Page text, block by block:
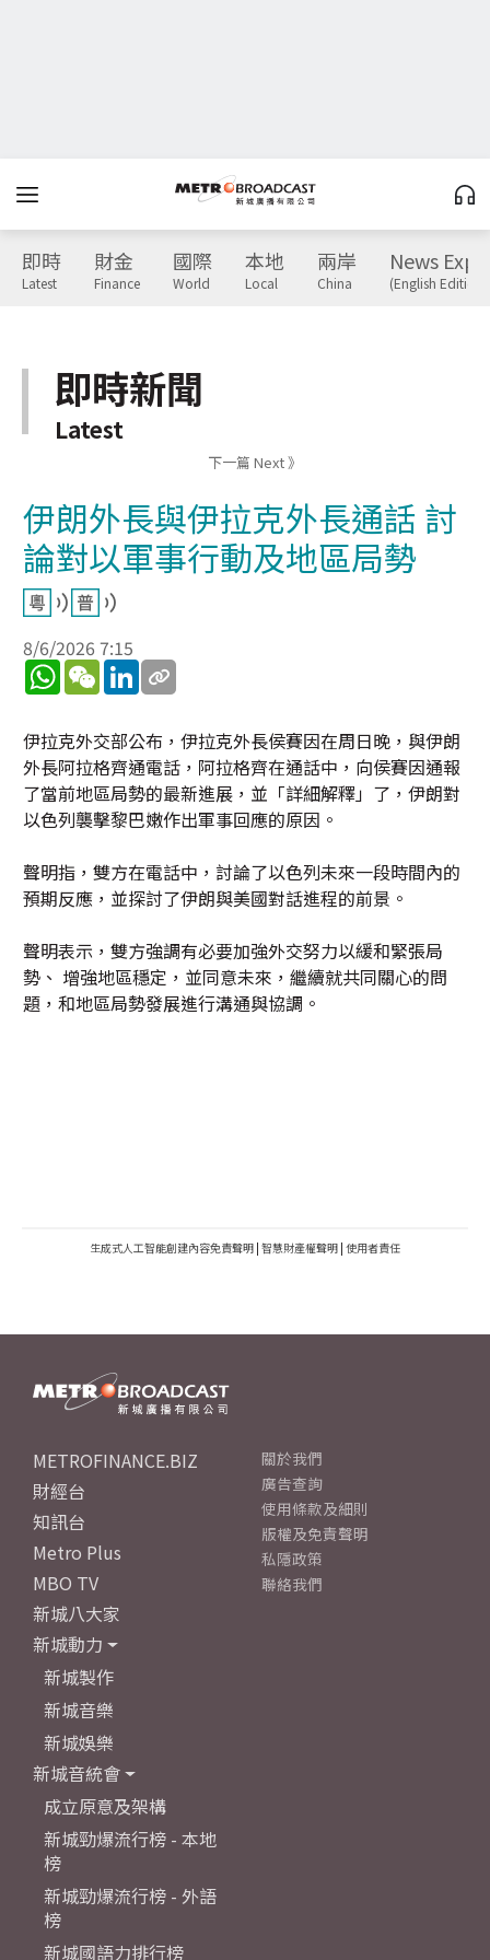
即時
Latest
財金
Finance
國際
World
本地
Local
兩岸
China
News
(English Edition)
即時新聞
Latest
下一篇 Next 》
伊朗外長與伊拉克外長通話 討
論對以軍事行動及地區局勢
8/6/2026 7:15
WhatsApp
WeChatLinkedIn
伊拉克外交部公布，伊拉克外長侯賽因在周日晚，與伊朗
外長阿拉格齊通電話，阿拉格齊在通話中，向侯賽因通報
了當前地區局勢的最新進展，並「詳細解釋」了，伊朗對
以色列襲擊黎巴嫩作出軍事回應的原因。
聲明指，雙方在電話中，討論了以色列未來一段時間內的
預期反應，並探討了伊朗與美國對話進程的前景。
聲明表示，雙方強調有必要加強外交努力以緩和緊張局
勢、 增強地區穩定，並同意未來，繼續就共同關心的問
題，和地區局勢發展進行溝通與協調。
生成式人工智能創建內容免責聲明 | 智慧財產權聲明 | 使用者責任
METROFINANCE.BIZ
財經台
知訊台
Metro Plus
MBO TV
新城八大家
新城動力
新城製作
新城音樂
新城娛樂
新城音統會
成立原意及架構
新城勁爆流行榜 - 本地
榜
新城勁爆流行榜 - 外語
榜
新城國語力排行榜
關於我們
廣告查詢
使用條款及細則
版權及免責聲明
私隱政策
聯絡我們